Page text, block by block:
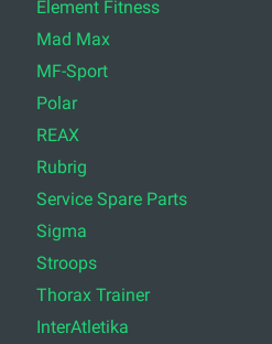
Element Fitness
Mad Max
MF-Sport
Polar
REAX
Rubrig
Service Spare Parts
Sigma
Stroops
Thorax Trainer
InterAtletika